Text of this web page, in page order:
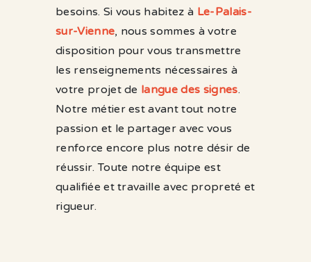
besoins. Si vous habitez à Le-Palais-
sur-Vienne, nous sommes à votre
disposition pour vous transmettre
les renseignements nécessaires à
votre projet de langue des signes.
Notre métier est avant tout notre
passion et le partager avec vous
renforce encore plus notre désir de
réussir. Toute notre équipe est
qualifiée et travaille avec propreté et
rigueur.